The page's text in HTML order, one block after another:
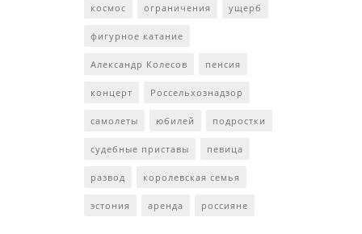
космос ограничения ущерб
фигурное катание
Александр Колесов пенсия
концерт Россельхознадзор
самолеты юбилей подростки
судебные приставы певица
развод королевская семья
эстония аренда россияне